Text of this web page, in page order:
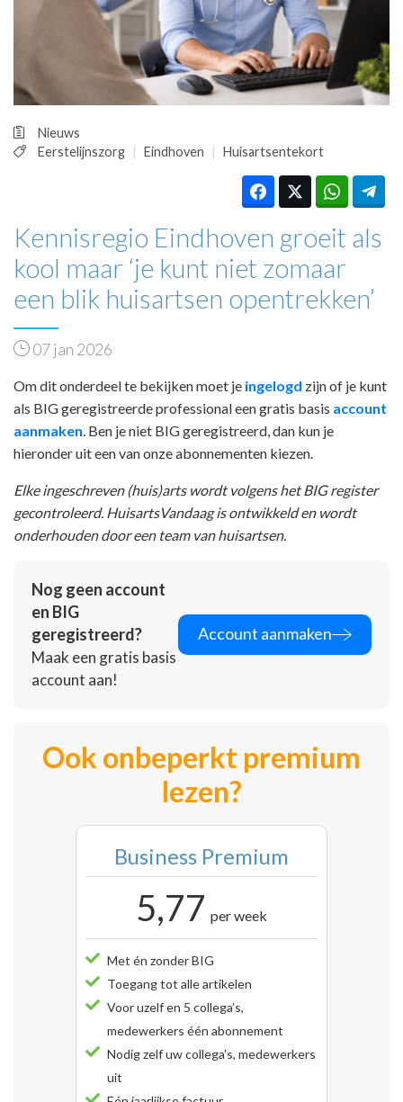
PRAKTIJKZAKEN
TARIEVEN
VPHUISARTSEN
MEDISCHE VAKHANDEL
REGISTRATIE
Nieuws
Eerstelijnszorg
Eindhoven Huisartsentekort
Kennisregio Eindhoven groeit als
kool maar ‘je kunt niet zomaar
een blik huisartsen opentrekken’
07 jan 2026
Om dit onderdeel te bekijken moet je ingelogd zijn of je kunt
als BIG geregistreerde professional een gratis basis account
aanmaken. Ben je niet BIG geregistreerd, dan kun je
hieronder uit een van onze abonnementen kiezen.
Elke ingeschreven (huis)arts wordt volgens het BIG register
gecontroleerd. HuisartsVandaag is ontwikkeld en wordt
onderhouden door een team van huisartsen.
Nog geen account
en BIG
geregistreerd?
Maak een gratis basis
account aan!
Account aanmaken
Ook onbeperkt premium
lezen?
Business Premium
5,77 per week
Met én zonder BIG
Toegang tot alle artikelen
Voor uzelf en 5 collega’s,
medewerkers één abonnement
Nodig zelf uw collega’s, medewerkers
uit